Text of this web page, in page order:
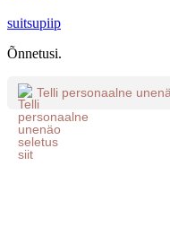
suitsupiip
Õnnetusi.
Telli personaalne